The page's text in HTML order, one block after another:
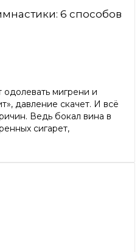
6 способов
мигрени и
давление скачет. И всё
Ведь бокал вина в
сигарет,